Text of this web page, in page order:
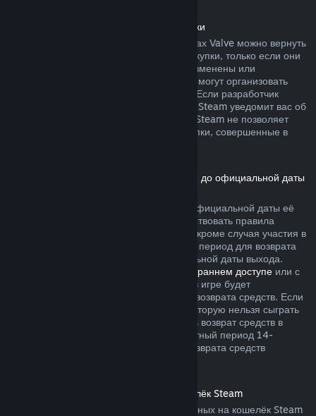
Возврат средств за внутриигровые покупки
Средства за внутриигровые товары в играх Valve можно вернуть
в течение сорока восьми часов после покупки, только если они
не были безвозвратно израсходованы, изменены или
перенесены. Другие разработчики также могут организовать
возвраты подобного рода в своих играх. Если разработчик
позволяет вернуть деньги за эти товары, Steam уведомит вас об
этом при покупке. В остальных случаях, Steam не позволяет
вернуть средства за внутриигровые покупки, совершенные в
Возврат средств за игры, приобретённые до официальной даты
Если вы приобретаете игру в Steam до официальной даты её
выхода, для возврата средств будут действовать правила
двухчасового лимита игрового времени (кроме случая участия в
бета-тестировании), однако 14-дневный период для возврата
средств начнётся только после официальной даты выхода.
раннем доступеили с
, всё время в игре будет
засчитываться в двухчасовой лимит для возврата средств. Если
вы оформляете предзаказ для игры, в которую нельзя сыграть
до даты её выхода, вы можете запросить возврат средств в
любой момент до её выпуска, а стандартный период 14-
дневного и двухчасового лимитов для возврата средств
Возврат средств, переведённых на кошелёк Steam
Вы можете запросить возврат переведённых на кошелёк Steam